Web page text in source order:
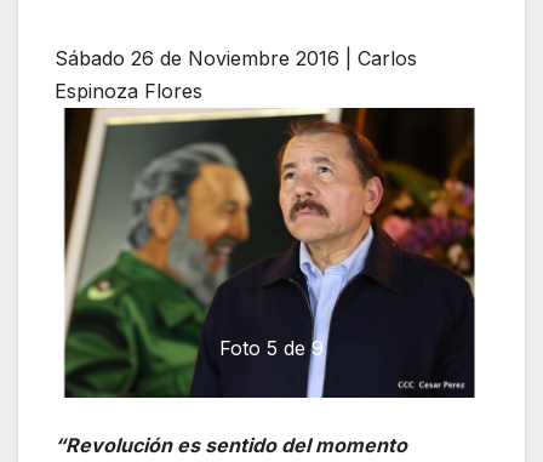
Sábado 26 de Noviembre 2016 | Carlos
Espinoza Flores
Foto 5 de 9
“Revolución es sentido del momento